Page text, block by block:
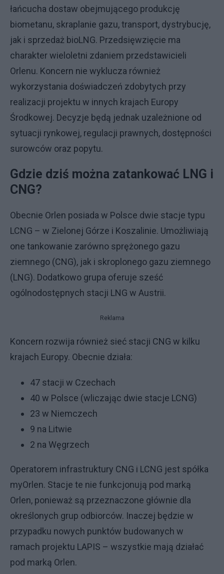
łańcucha dostaw obejmującego produkcję
biometanu, skraplanie gazu, transport, dystrybucję,
jak i sprzedaż bioLNG. Przedsięwzięcie ma
charakter wieloletni zdaniem przedstawicieli
Orlenu. Koncern nie wyklucza również
wykorzystania doświadczeń zdobytych przy
realizacji projektu w innych krajach Europy
Środkowej. Decyzje będą jednak uzależnione od
sytuacji rynkowej, regulacji prawnych, dostępności
surowców oraz popytu.
Gdzie dziś można zatankować LNG i
CNG?
Obecnie Orlen posiada w Polsce dwie stacje typu
LCNG – w Zielonej Górze i Koszalinie. Umożliwiają
one tankowanie zarówno sprężonego gazu
ziemnego (CNG), jak i skroplonego gazu ziemnego
(LNG). Dodatkowo grupa oferuje sześć
ogólnodostępnych stacji LNG w Austrii.
Reklama
Koncern rozwija również sieć stacji CNG w kilku
krajach Europy. Obecnie działa:
47 stacji w Czechach
40 w Polsce (wliczając dwie stacje LCNG)
23 w Niemczech
9 na Litwie
2 na Węgrzech
Operatorem infrastruktury CNG i LCNG jest spółka
myOrlen. Stacje te nie funkcjonują pod marką
Orlen, ponieważ są przeznaczone głównie dla
określonych grup odbiorców. Inaczej będzie w
przypadku nowych punktów budowanych w
ramach projektu LAPIS – wszystkie mają działać
pod marką Orlen.